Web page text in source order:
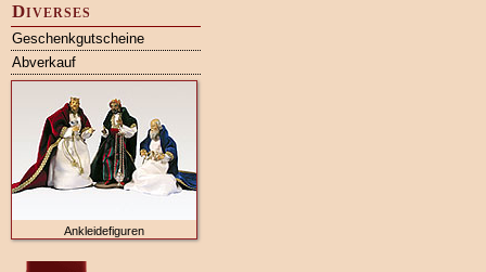
Diverses
Geschenkgutscheine
Abverkauf
Ankleidefiguren